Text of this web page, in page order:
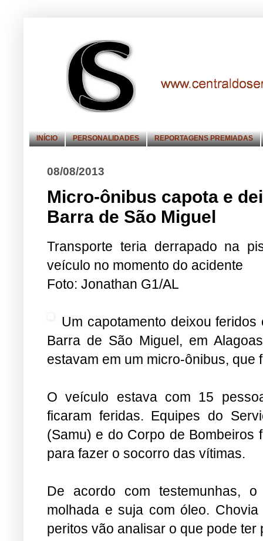
INÍCIO PERSONALIDADES REPORTAGENS PREMIADAS
08/08/2013
Micro-ônibus capota e
Barra de São Miguel
Transporte teria derrapado na
veículo no momento do acidente
Foto: Jonathan G1/AL
Um capotamento deixou
Barra de São Miguel, em
estavam em um micro-ônibus, que
O veículo estava com 15
ficaram feridas. Equipes do
(Samu) e do Corpo de Bombeiros
para fazer o socorro das vítimas.
De acordo com testemunhas,
molhada e suja com óleo.
peritos vão analisar o que pode ter